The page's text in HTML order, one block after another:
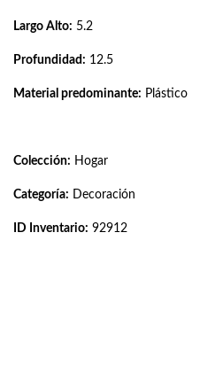
Largo Alto: 5.2
Profundidad: 12.5
Material predominante: Plástico
Colección: Hogar
Categoría: Decoración
ID Inventario: 92912